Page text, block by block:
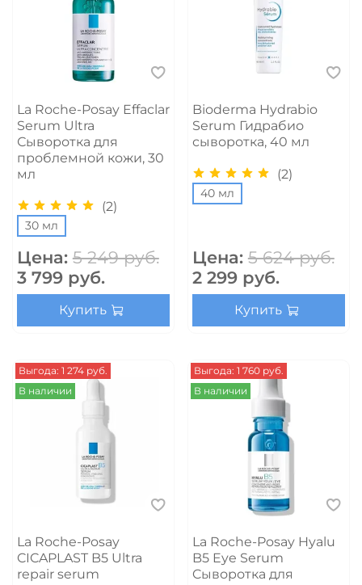
La Roche-Posay Effaclar
Serum Ultra
Сыворотка для
проблемной кожи, 30
мл
(2)
30 мл
Цена: 5 249 руб.
3 799 руб.
Купить
Bioderma Hydrabio
Serum Гидрабио
сыворотка, 40 мл
(2)
40 мл
Цена: 5 624 руб.
2 299 руб.
Купить
Выгода: 1 274 руб.
В наличии
La Roche-Posay
CICAPLAST B5 Ultra
repair serum
Выгода: 1 760 руб.
В наличии
La Roche-Posay Hyalu
B5 Eye Serum
Cыворотка для